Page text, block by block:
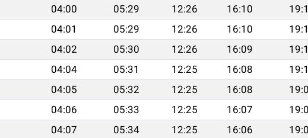
04:00 05:29 12:26 16:10
04:01 05:29 12:26 16:10
04:02 05:30 12:26 16:09
04:04 05:31 12:25 16:08
04:05 05:32 12:25 16:08
04:06 05:33 12:25 16:07
04:07 05:34 12:25 16:06